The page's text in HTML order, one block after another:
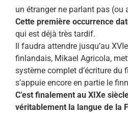
un étranger ne parlant pas (ou
Cette première occurrence
qui est déjà très tardif.
Il faudra attendre jusqu’au
finlandais, Mikael Agricola,
système complet d’écriture du
s’appuie encore en partie le
C’est finalement au XIXe
véritablement la langue de la